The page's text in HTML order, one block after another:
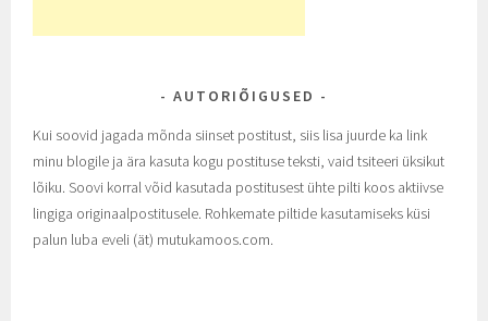
AUTORIÕIGUSED
Kui soovid jagada mõnda siinset postitust, siis lisa juurde ka link
minu blogile ja ära kasuta kogu postituse teksti, vaid tsiteeri üksikut
lõiku. Soovi korral võid kasutada postitusest ühte pilti koos aktiivse
lingiga originaalpostitusele. Rohkemate piltide kasutamiseks küsi
palun luba eveli (ät) mutukamoos.com.